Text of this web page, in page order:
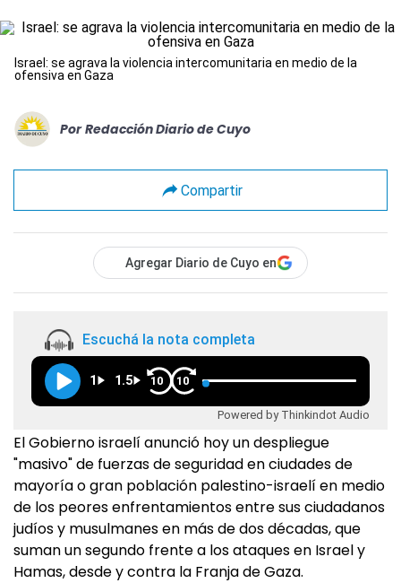
Israel: se agrava la violencia intercomunitaria en medio de la
ofensiva en Gaza
Por Redacción Diario de Cuyo
Compartir
Agregar Diario de Cuyo en
Escuchá la nota completa
1 1.5 10 10
Powered by Thinkindot Audio
El Gobierno israelí anunció hoy un despliegue
"masivo" de fuerzas de seguridad en ciudades de
mayoría o gran población palestino-israelí en medio
de los peores enfrentamientos entre sus ciudadanos
judíos y musulmanes en más de dos décadas, que
suman un segundo frente a los ataques en Israel y
Hamas, desde y contra la Franja de Gaza.